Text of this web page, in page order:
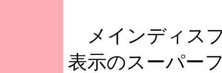
メインディス
表示のスーパー